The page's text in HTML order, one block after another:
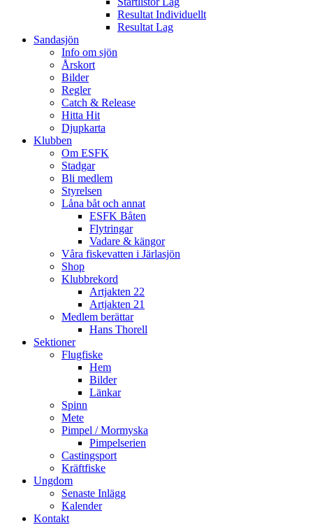
Resultat Individuellt
Resultat Lag
Sandasjön
Info om sjön
Årskort
Bilder
Regler
Catch & Release
Hitta Hit
Djupkarta
Klubben
Om ESFK
Stadgar
Bli medlem
Styrelsen
Låna båt och annat
ESFK Båten
Flytringar
Vadare & kängor
Våra fiskevatten i Järlasjön
Shop
Klubbrekord
Artjakten 22
Artjakten 21
Medlem berättar
Hans Thorell
Sektioner
Flugfiske
Hem
Bilder
Länkar
Spinn
Mete
Pimpel / Mormyska
Pimpelserien
Castingsport
Kräftfiske
Ungdom
Senaste Inlägg
Kalender
Kontakt